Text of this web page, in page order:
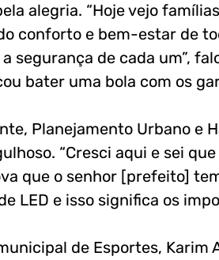
alegria. “Hoje vejo
conforto e bem-estar de
segurança de cada um”,
bater uma bola com os
Planejamento Urbano e
“Cresci aqui e sei
que o senhor [prefeito]
LED e isso significa os
de Esportes, Karim